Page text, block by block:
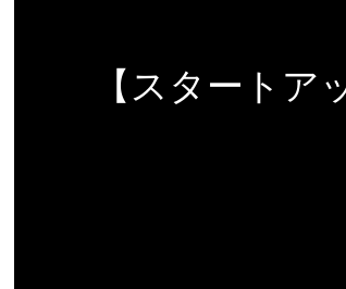
【スタート